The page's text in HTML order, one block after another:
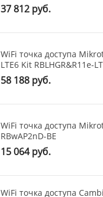
37 812 руб.
WiFi точка доступа
LTE6 Kit RBLHGR&R11e-
58 188 руб.
WiFi точка доступа
RBwAP2nD-BE
15 064 руб.
WiFi точка доступа